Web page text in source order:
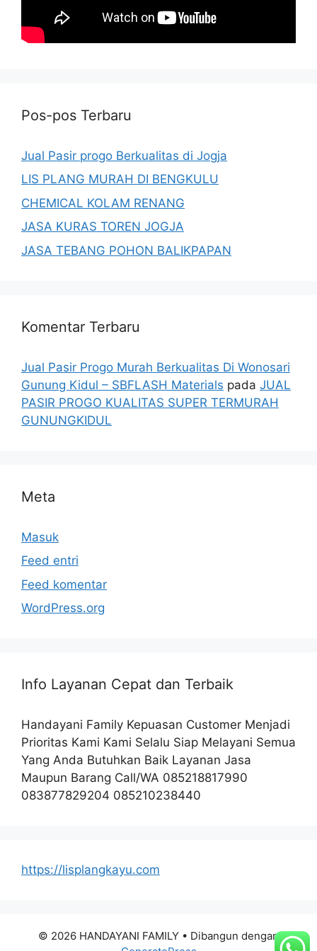
Pos-pos Terbaru
Jual Pasir progo Berkualitas di Jogja
LIS PLANG MURAH DI BENGKULU
CHEMICAL KOLAM RENANG
JASA KURAS TOREN JOGJA
JASA TEBANG POHON BALIKPAPAN
Komentar Terbaru
Jual Pasir Progo Murah Berkualitas Di Wonosari
Gunung Kidul – SBFLASH Materials pada JUAL
PASIR PROGO KUALITAS SUPER TERMURAH
GUNUNGKIDUL
Meta
Masuk
Feed entri
Feed komentar
WordPress.org
Info Layanan Cepat dan Terbaik
Handayani Family Kepuasan Customer Menjadi
Prioritas Kami Kami Selalu Siap Melayani Semua
Yang Anda Butuhkan Baik Layanan Jasa
Maupun Barang Call/WA 085218817990
083877829204 085210238440
https://lisplangkayu.com
© 2026 HANDAYANI FAMILY • Dibangun dengan